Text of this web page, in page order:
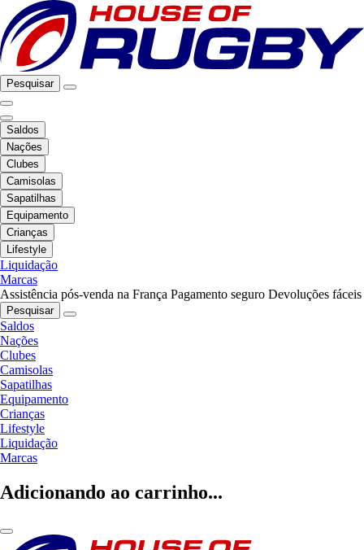
Pesquisar
Saldos
Nações
Clubes
Camisolas
Sapatilhas
Equipamento
Crianças
Lifestyle
Liquidação
Marcas
Assistência pós-venda na França Pagamento seguro Devoluções fáceis
Pesquisar
Saldos
Nações
Clubes
Camisolas
Sapatilhas
Equipamento
Crianças
Lifestyle
Liquidação
Marcas
Adicionando ao carrinho...